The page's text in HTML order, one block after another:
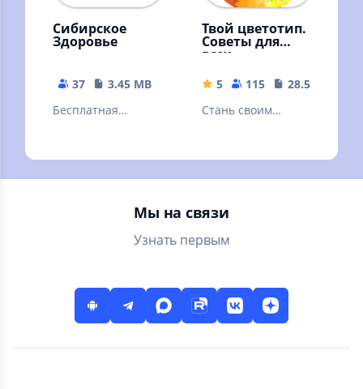
Сибирское
Здоровье
37
3.45 MB
Бесплатная
интернет-
магазине Siberian
Твой цветотип.
Советы для
всех
5 115
28.54 MB
Стань своим
приложение по
цветотипу
Мы на связи
Узнать первым